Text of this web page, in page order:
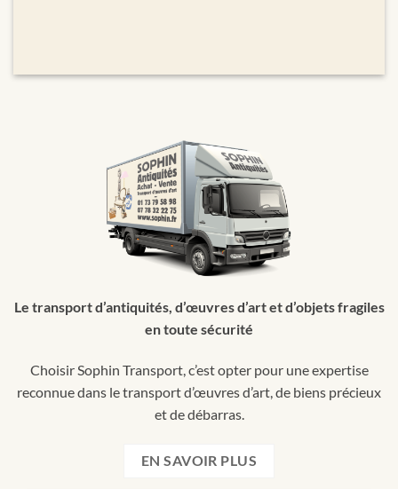
Le transport d’antiquités, d’œuvres d’art et d’objets fragiles
en toute sécurité
Choisir Sophin Transport, c’est opter pour une expertise
reconnue dans le transport d’œuvres d’art, de biens précieux
et de débarras.
EN SAVOIR PLUS